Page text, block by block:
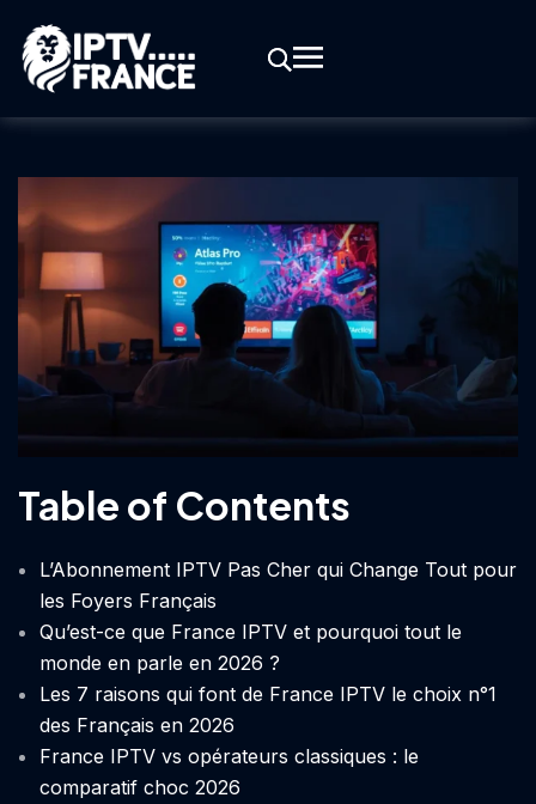
Table of Contents
L’Abonnement IPTV Pas Cher qui Change Tout pour
les Foyers Français
Qu’est-ce que France IPTV et pourquoi tout le
monde en parle en 2026 ?
Les 7 raisons qui font de France IPTV le choix n°1
des Français en 2026
France IPTV vs opérateurs classiques : le
comparatif choc 2026